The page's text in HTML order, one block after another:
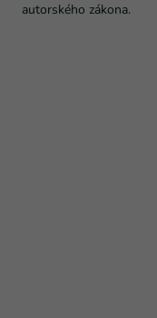
autorského zákona.